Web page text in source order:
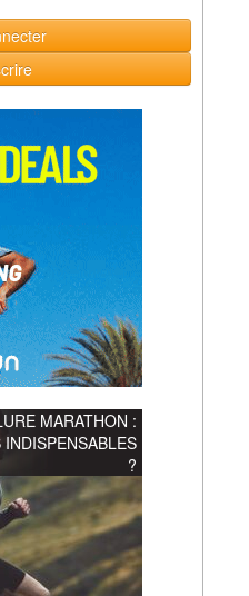
MARATHON :
?